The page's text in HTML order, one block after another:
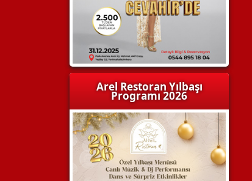
Arel Restoran Yılbaşı
Programı 2026